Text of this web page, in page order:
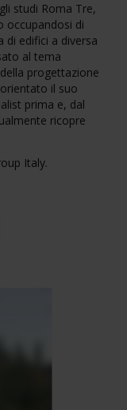
studi Roma Tre,
occupandosi di
di edifici a diversa
al tema
progettazione
il suo
prima e, dal
ricopre
Italy.